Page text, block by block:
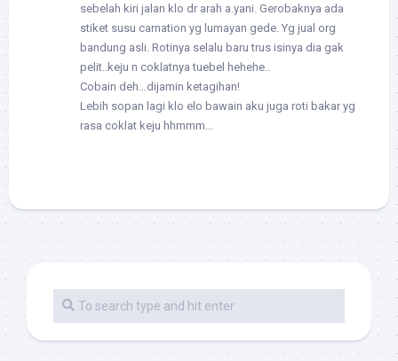
sebelah kiri jalan klo dr arah a.yani. Gerobaknya ada
stiket susu carnation yg lumayan gede. Yg jual org
bandung asli. Rotinya selalu baru trus isinya dia gak
pelit..keju n coklatnya tuebel hehehe..
Cobain deh…dijamin ketagihan!
Lebih sopan lagi klo elo bawain aku juga roti bakar yg
rasa coklat keju hhmmm…